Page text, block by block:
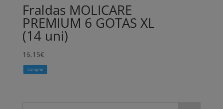
Fraldas MOLICARE
PREMIUM 6 GOTAS XL
(14 uni)
16,15€
Comprar